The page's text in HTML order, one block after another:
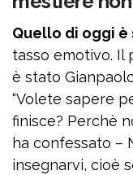
Quello di oggi
tasso emotivo. Il
è stato
“Volete sapere
finisce? Perchè
ha confessato –
insegnarvi, cioè